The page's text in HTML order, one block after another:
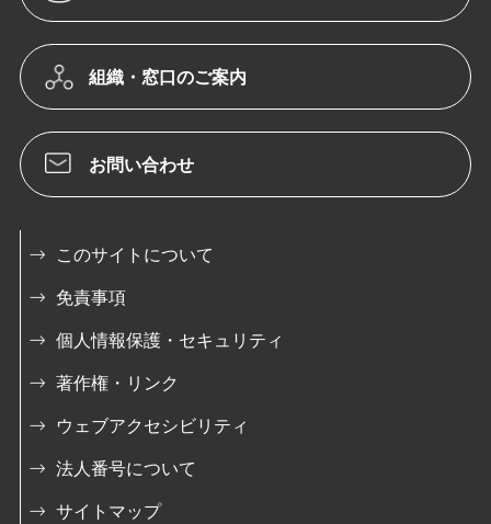
組織・窓口のご案内
お問い合わせ
このサイトについて
免責事項
個人情報保護・セキュリティ
著作権・リンク
ウェブアクセシビリティ
法人番号について
サイトマップ